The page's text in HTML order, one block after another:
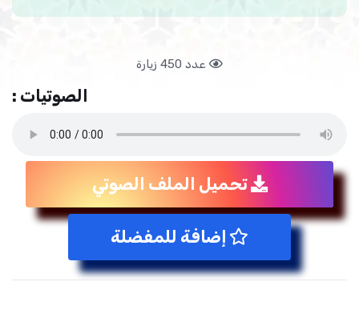
عدد 450 زيارة
الصوتيات :
تحميل الملف الصوتي
إضافة للمفضلة